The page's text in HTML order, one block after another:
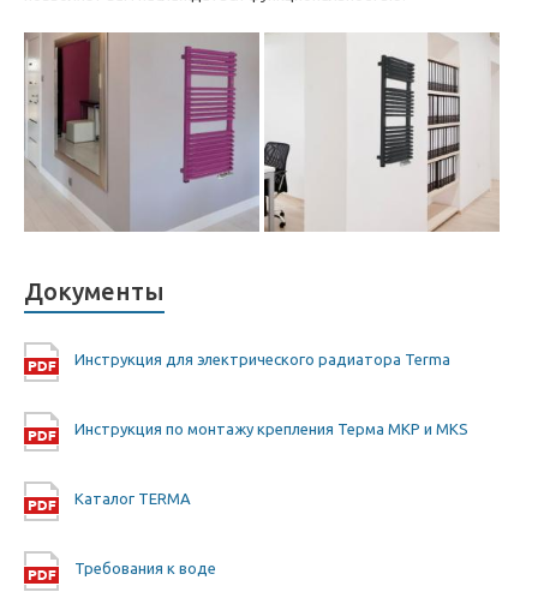
Документы
Инструкция для электрического радиатора Terma
Инструкция по монтажу крепления Терма MKP и MKS
Каталог TERMA
Требования к воде